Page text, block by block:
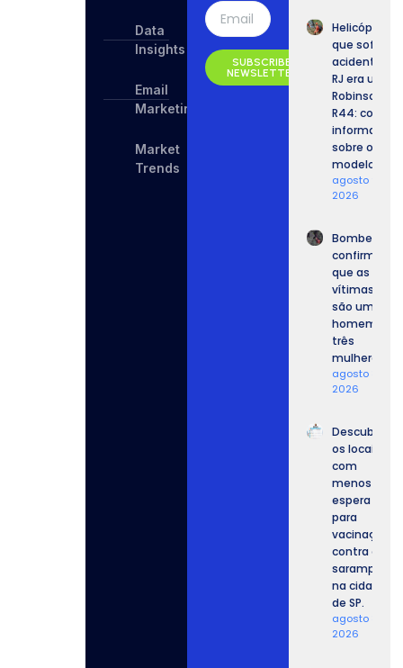
Data
Insights
Email
Marketing
Market
Trends
SUBSCRIBE
NEWSLETTER
Helicóptero
que sofreu
acidente no
RJ era um
Robinson
R44: confira
informações
sobre o
modelo.
agosto 9,
2026
Bombeiros
confirmam
que as
vítimas
são um
homem e
três
mulheres.
agosto 8,
2026
Descubra
os locais
com
menos
espera
para
vacinação
contra o
sarampo
na cidade
de SP.
agosto 8,
2026